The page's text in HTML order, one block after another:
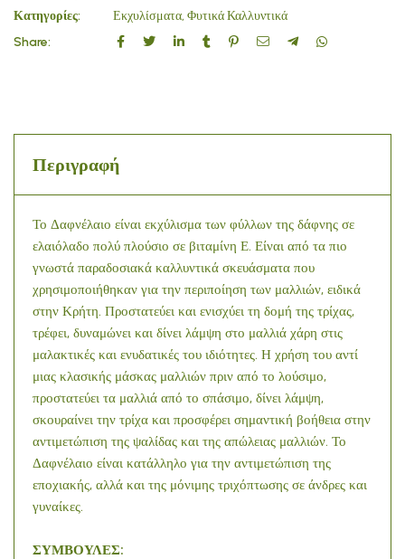
Κατηγορίες:
Εκχυλίσματα, Φυτικά Καλλυντικά
Share:
Περιγραφή
Το Δαφνέλαιο είναι εκχύλισμα των φύλλων της δάφνης σε
ελαιόλαδο πολύ πλούσιο σε βιταμίνη Ε. Είναι από τα πιο
γνωστά παραδοσιακά καλλυντικά σκευάσματα που
χρησιμοποιήθηκαν για την περιποίηση των μαλλιών, ειδικά
στην Κρήτη. Προστατεύει και ενισχύει τη δομή της τρίχας,
τρέφει, δυναμώνει και δίνει λάμψη στο μαλλιά χάρη στις
μαλακτικές και ενυδατικές του ιδιότητες. Η χρήση του αντί
μιας κλασικής μάσκας μαλλιών πριν από το λούσιμο,
προστατεύει τα μαλλιά από το σπάσιμο, δίνει λάμψη,
σκουραίνει την τρίχα και προσφέρει σημαντική βοήθεια στην
αντιμετώπιση της ψαλίδας και της απώλειας μαλλιών. Το
Δαφνέλαιο είναι κατάλληλο για την αντιμετώπιση της
εποχιακής, αλλά και της μόνιμης τριχόπτωσης σε άνδρες και
γυναίκες.
ΣΥΜΒΟΥΛΕΣ: